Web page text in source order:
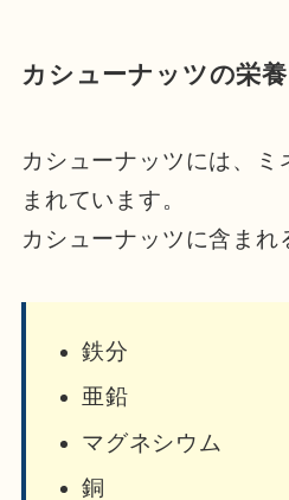
カシューナッツの栄
カシューナッツには、ミ
まれています。
カシューナッツに含まれ
鉄分
亜鉛
マグネシウム
銅